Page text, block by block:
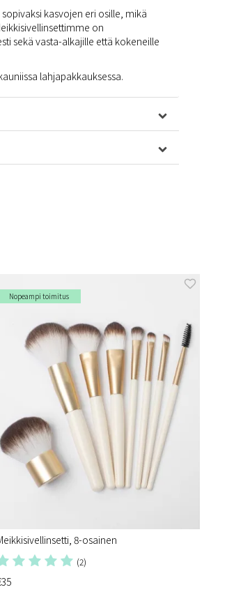
kasvojen eri osille, mikä
on
sekä vasta-alkajille että kokeneille
lahjapakkauksessa.
Nopeampi toimitus
8-osainen
(2)